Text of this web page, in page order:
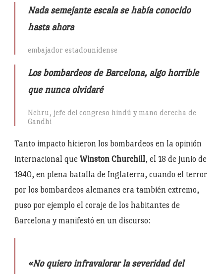
Nada semejante escala se había conocido
hasta ahora
embajador estadounidense
Los bombardeos de Barcelona, algo horrible
que nunca olvidaré
Nehru, jefe del congreso hindú y mano derecha de
Gandhi
Tanto impacto hicieron los bombardeos en la opinión
internacional que Winston Churchill, el 18 de junio de
1940, en plena batalla de Inglaterra, cuando el terror
por los bombardeos alemanes era también extremo,
puso por ejemplo el coraje de los habitantes de
Barcelona y manifestó en un discurso:
«No quiero infravalorar la severidad del